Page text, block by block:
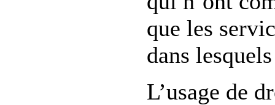
que les
dans
L’usage de